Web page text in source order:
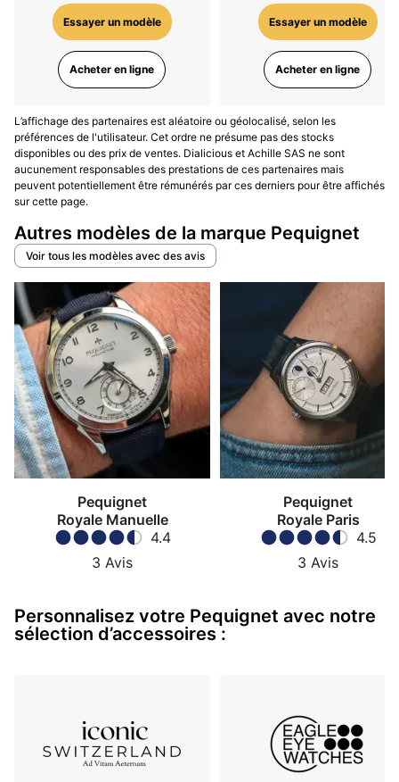
Essayer un modèle
Acheter en ligne
Essayer un modèle
Acheter en ligne
L’affichage des partenaires est aléatoire ou géolocalisé, selon les
préférences de l'utilisateur. Cet ordre ne présume pas des stocks
disponibles ou des prix de ventes. Dialicious et Achille SAS ne sont
aucunement responsables des prestations de ces partenaires mais
peuvent potentiellement être rémunérés par ces derniers pour être affichés
sur cette page.
Autres modèles de la marque Pequignet
Voir tous les modèles avec des avis
Pequignet
Royale Manuelle
4.4
3 Avis
Pequignet
Royale Paris
4.5
3 Avis
Personnalisez votre Pequignet avec notre
sélection d’accessoires :